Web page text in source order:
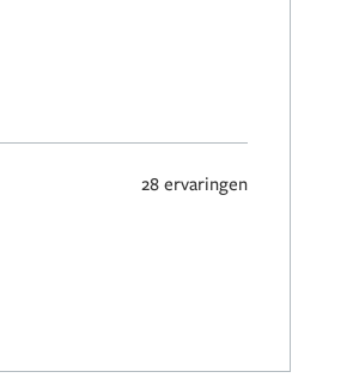
28 ervaringen